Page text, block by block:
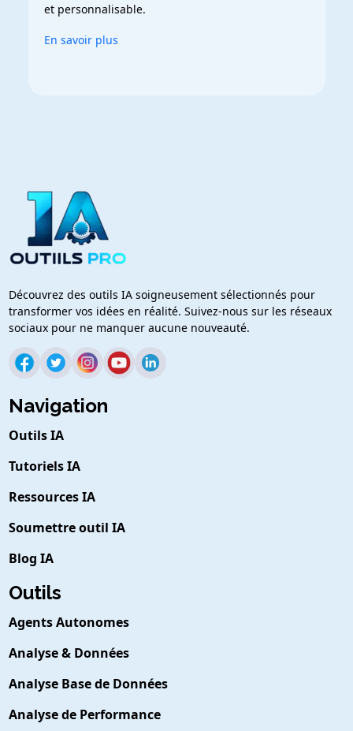
et personnalisable.
En savoir plus
Découvrez des outils IA soigneusement sélectionnés pour
transformer vos idées en réalité. Suivez-nous sur les réseaux
sociaux pour ne manquer aucune nouveauté.
Navigation
Outils IA
Tutoriels IA
Ressources IA
Soumettre outil IA
Blog IA
Outils
Agents Autonomes
Analyse & Données
Analyse Base de Données
Analyse de Performance